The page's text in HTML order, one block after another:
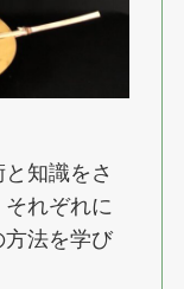
知識をさ
れぞれに
法を学び